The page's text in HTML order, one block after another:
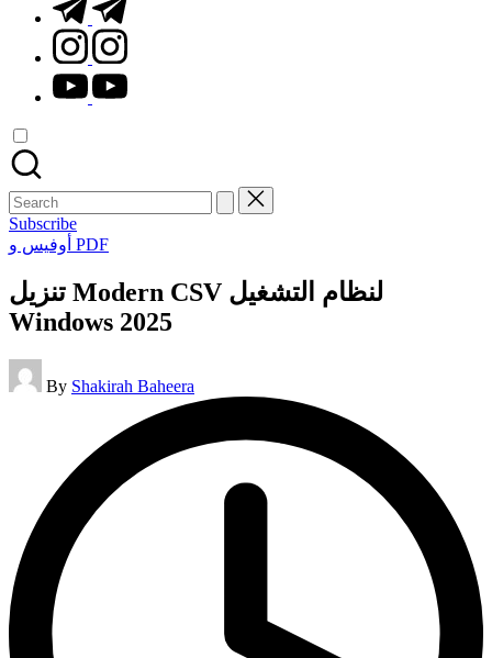
instagram.com
youtube.com
Search
for:
Subscribe
Posted
أوفيس و PDF
تنزيل Modern CSV لنظام التشغيل
Windows 2025
Posted
by
By Shakirah Baheera